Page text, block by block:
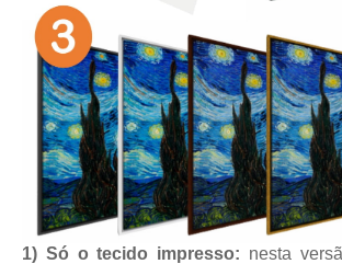
1) Só o tecido impresso: nesta